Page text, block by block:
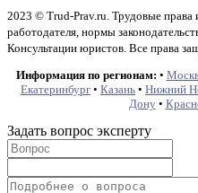
2023 © Trud-Prav.ru. Трудовые права
работодателя, нормы
Консультации юристов. Все права
Информация по регионам: •
Екатеринбург • Казань • Нижний
Дону•
Задать вопрос эксперту